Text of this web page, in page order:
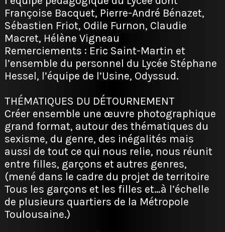
Françoise Bacquet, Pierre-André Bénazet,
Sébastien Friot, Odile Furnon, Claudie
Macret, Hélène Vigneau
Remerciements : Eric Saint-Martin et
l’ensemble du personnel du Lycée Stéphane
Hessel, l’équipe de l’Usine, Odyssud.
THÉMATIQUES DU DÉTOURNEMENT
Créer ensemble une œuvre photographique
grand format, autour des thématiques du
sexisme, du genre, des inégalités mais
aussi de tout ce qui nous relie, nous réunit
entre filles, garçons et autres genres,
(mené dans le cadre du projet de territoire
Tous les garçons et les filles et…à l’échelle
de plusieurs quartiers de la Métropole
Toulousaine.)